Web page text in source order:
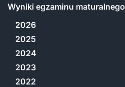
Wyniki egzaminu maturalnego
2026
2025
2024
2023
2022